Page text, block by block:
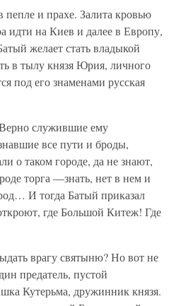
пепле и прахе. Залита кровью
идти на Киев и далее в Европу,
желает стать владыкой
в тылу князя Юрия, личного
под его знаменами русская
служившие ему
все пути и броды,
о таком городе, да не знают,
торга —знать, нет в нем и
И тогда Батый приказал
где Большой Китеж! Где
врагу святыню? Но вот не
предатель, пустой
Кутерьма, дружинник князя.